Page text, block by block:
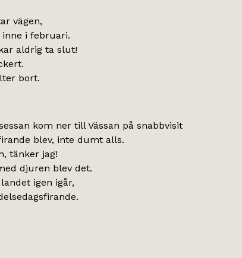
vägen,
i februari.
aldrig ta slut!
bort.
kom ner till Vässan på snabbvisit
blev, inte dumt alls.
tänker jag!
djuren blev det.
igen igår,